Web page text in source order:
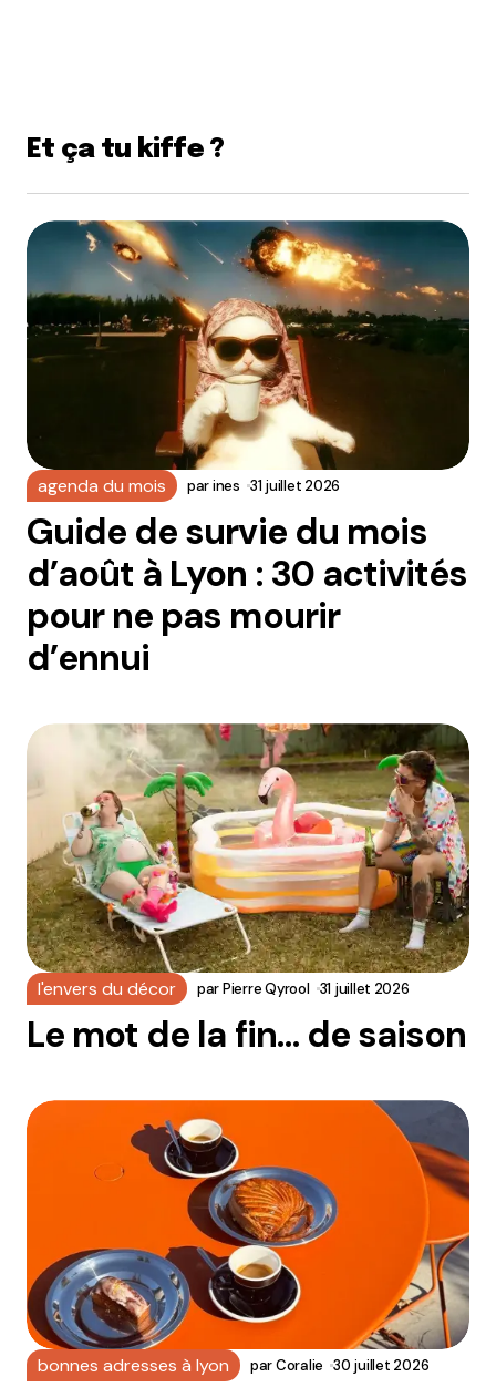
Et ça tu kiffe ?
agenda du mois parines 31 juillet 2026
Guide de survie du mois
d’août à Lyon : 30 activités
pour ne pas mourir
d’ennui
l'envers du décor parPierre Qyrool 31 juillet 2026
Le mot de la fin… de saison
bonnes adresses à lyon parCoralie 30 juillet 2026